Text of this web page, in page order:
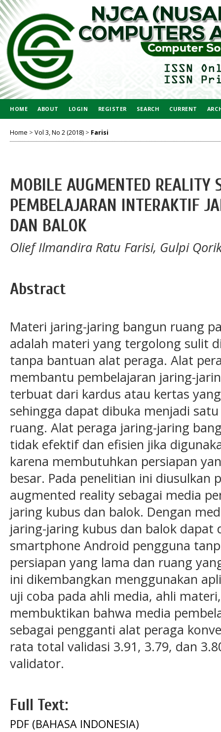
HOME ABOUT LOGIN REGISTER SEARCH CURRENT
Home > Vol 3, No 2 (2018) > Farisi
MOBILE AUGMENTED REALITY
PEMBELAJARAN INTERAKTIF
DAN BALOK
Olief Ilmandira Ratu Farisi, Gulpi
Abstract
Materi jaring-jaring bangun ruang
adalah materi yang tergolong sulit
tanpa bantuan alat peraga. Alat
membantu pembelajaran jaring-
terbuat dari kardus atau kertas
sehingga dapat dibuka menjadi
ruang. Alat peraga jaring-jaring
tidak efektif dan efisien jika
karena membutuhkan persiapan
besar. Pada penelitian ini diusulkan
augmented reality sebagai media
jaring kubus dan balok. Dengan
jaring-jaring kubus dan balok dapat
smartphone Android pengguna
persiapan yang lama dan ruang
ini dikembangkan menggunakan
uji coba pada ahli media, ahli
membuktikan bahwa media
sebagai pengganti alat peraga
rata total validasi 3.91, 3.79, dan
validator.
Full Text:
PDF (BAHASA INDONESIA)